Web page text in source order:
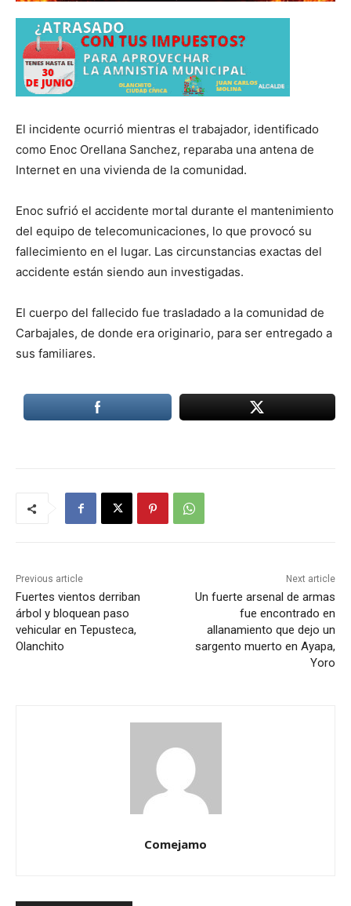
El incidente ocurrió mientras el trabajador, identificado
como Enoc Orellana Sanchez, reparaba una antena de
Internet en una vivienda de la comunidad.
Enoc sufrió el accidente mortal durante el mantenimiento
del equipo de telecomunicaciones, lo que provocó su
fallecimiento en el lugar. Las circunstancias exactas del
accidente están siendo aun investigadas.
El cuerpo del fallecido fue trasladado a la comunidad de
Carbajales, de donde era originario, para ser entregado a
sus familiares.
Previous article
Fuertes vientos derriban
árbol y bloquean paso
vehicular en Tepusteca,
Olanchito
Next article
Un fuerte arsenal de armas
fue encontrado en
allanamiento que dejo un
sargento muerto en Ayapa,
Yoro
Comejamo